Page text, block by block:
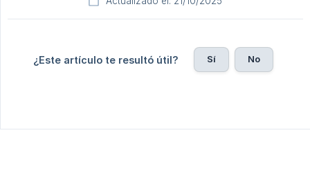
¿Este artículo te resultó útil? Sí No